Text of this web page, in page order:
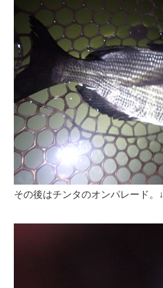
その後はチンタのオンパレード。↓